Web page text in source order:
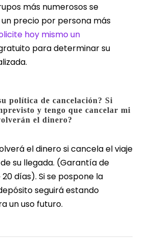
más numerosos se
precio por persona más
hoy mismo un
para determinar su
política de cancelación? Si
y tengo que cancelar mi
el dinero?
el dinero si cancela el viaje
su llegada. (Garantía de
días). Si se pospone la
seguirá estando
un uso futuro.